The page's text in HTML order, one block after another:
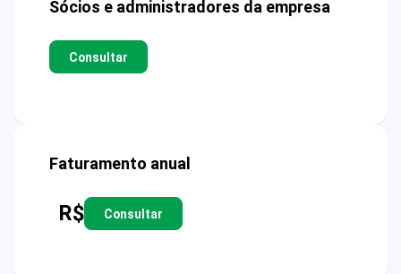
Sócios e administradores da empresa
Consultar
Faturamento anual
R$ Consultar